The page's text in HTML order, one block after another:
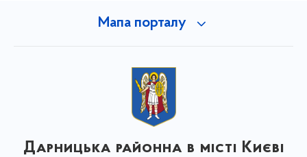
Мапа порталу
Дарницька районна в місті Києві